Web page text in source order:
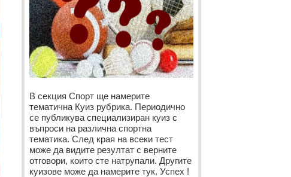
В секция Спорт ще намерите
тематична Куиз рубрика. Периодично
се публикува специализиран куиз с
въпроси на различна спортна
тематика. След края на всеки тест
може да видите резултат с верните
отговори, които сте натрупали. Другите
куизове може да намерите тук. Успех !